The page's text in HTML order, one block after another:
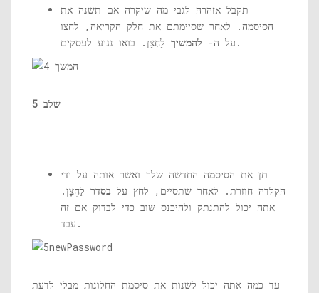
תקבל אזהרה לגבי מה שיקרה אם תשנה את
הסיסמה. לאחר שסיימתם את חלק הקריאה, לחצו
על ה- להמשיך לַחְצָן. בואו נגיע לעסקים.
שלב 5
תן את הסיסמה החדשה שלך ואשר אותה על ידי
הקלדה חוזרת. לאחר שתסיים, לחץ על בסדר לַחְצָן.
אתה יכול להתנתק ולהיכנס שוב כדי לבדוק אם זה
עבד.
עד כמה אתה יכול לשנות את סיסמת החלונות מבלי לדעת